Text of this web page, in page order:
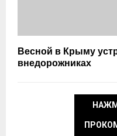
Весной в Крыму
внедорожниках